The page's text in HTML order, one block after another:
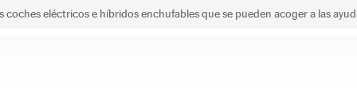
eléctricos e híbridos enchufables que se pueden acoger a las